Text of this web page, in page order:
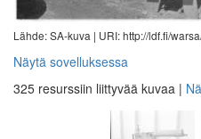
Lähde: SA-kuva | URI: http://ldf.fi/
Näytä sovelluksessa
325 resurssiin liittyvää kuvaa |